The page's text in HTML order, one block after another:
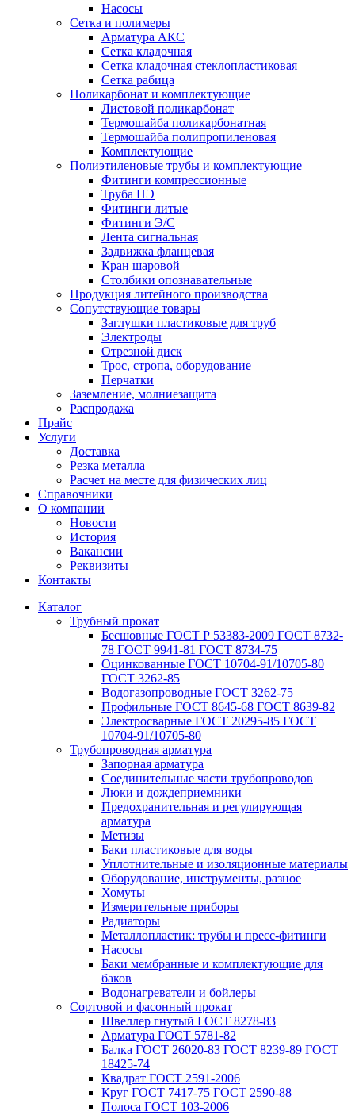
Насосы
Сетка и полимеры
Арматура АКС
Сетка кладочная
Сетка кладочная стеклопластиковая
Сетка рабица
Поликарбонат и комплектующие
Листовой поликарбонат
Термошайба поликарбонатная
Термошайба полипропиленовая
Комплектующие
Полиэтиленовые трубы и комплектующие
Фитинги компрессионные
Труба ПЭ
Фитинги литые
Фитинги Э/С
Лента сигнальная
Задвижка фланцевая
Кран шаровой
Столбики опознавательные
Продукция литейного производства
Сопутствующие товары
Заглушки пластиковые для труб
Электроды
Отрезной диск
Трос, стропа, оборудование
Перчатки
Заземление, молниезащита
Распродажа
Прайс
Услуги
Доставка
Резка металла
Расчет на месте для физических лиц
Справочники
О компании
Новости
История
Вакансии
Реквизиты
Контакты
Каталог
Трубный прокат
Беcшовные ГОСТ Р 53383-2009 ГОСТ 8732-
78 ГОСТ 9941-81 ГОСТ 8734-75
Оцинкованные ГОСТ 10704-91/10705-80
ГОСТ 3262-85
Водогазопроводные ГОСТ 3262-75
Профильные ГОСТ 8645-68 ГОСТ 8639-82
Электросварные ГОСТ 20295-85 ГОСТ
10704-91/10705-80
Трубопроводная арматура
Запорная арматура
Соединительные части трубопроводов
Люки и дождеприемники
Предохранительная и регулирующая
арматура
Метизы
Баки пластиковые для воды
Уплотнительные и изоляционные материалы
Оборудование, инструменты, разное
Хомуты
Измерительные приборы
Радиаторы
Металлопластик: трубы и пресс-фитинги
Насосы
Баки мембранные и комплектующие для
баков
Водонагреватели и бойлеры
Сортовой и фасонный прокат
Швеллер гнутый ГОСТ 8278-83
Арматура ГОСТ 5781-82
Балка ГОСТ 26020-83 ГОСТ 8239-89 ГОСТ
18425-74
Квадрат ГОСТ 2591-2006
Круг ГОСТ 7417-75 ГОСТ 2590-88
Полоса ГОСТ 103-2006